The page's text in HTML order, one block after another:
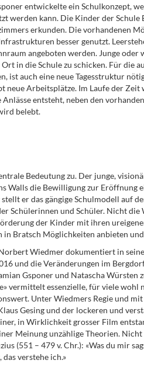
entwickelte ein Schulkonzept,
werden kann. Die Kinder der
erkunden. Die vorhandenen
besser genutzt.
angeboten werden. Junge
in die Schule zu schicken. Für die
ist auch eine neue Tagesstruktur
neue Arbeitsplätze. Im Laufe der
entsteht, neben den
belebt.
Bedeutung zu. Der junge,
Walls die Bewilligung zur
er das gängige Schulmodell auf
Schülerinnen und Schüler. Nicht die
der Kinder mit ihren
Bratsch Möglichkeiten anbieten
Wiedmer dokumentiert in
und die Veränderungen im
Gsponer und Natascha Würsten
vermittelt essenzielle, für viele
Unter Wiedmers Regie und
Gesing und der lockeren und
in Wirklichkeit grosser Film
Meinung unzählige Theorien.
(551 – 479 v. Chr.): «Was du mir
verstehe ich.»